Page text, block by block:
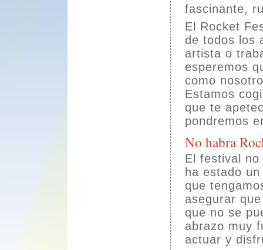
fascinante,
El Rocket
de todos los
artista o
esperemos
como
Estamos
que te
pondremos
No habra
El festival
ha estado
que
asegurar
que no se
abrazo muy
actuar y